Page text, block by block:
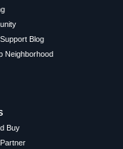
Blog
Neighborhood
Buy